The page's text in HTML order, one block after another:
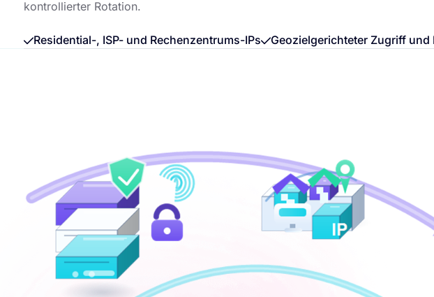
kontrollierter Rotation.
Residential-, ISP- und Rechenzentrums-IPs Geozielgerichteter Zugriff und